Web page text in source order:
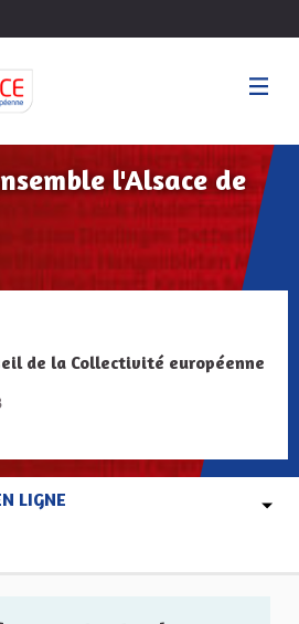
l'Alsace de
de la Collectivité européenne
LIGNE